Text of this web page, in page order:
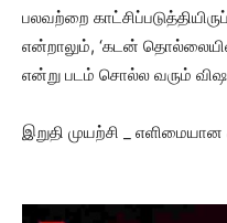
பலவற்றை
என்றாலும், ‘கடன்
என்று படம் சொல்ல வரும்
இறுதி முயற்சி _ எளிமையான